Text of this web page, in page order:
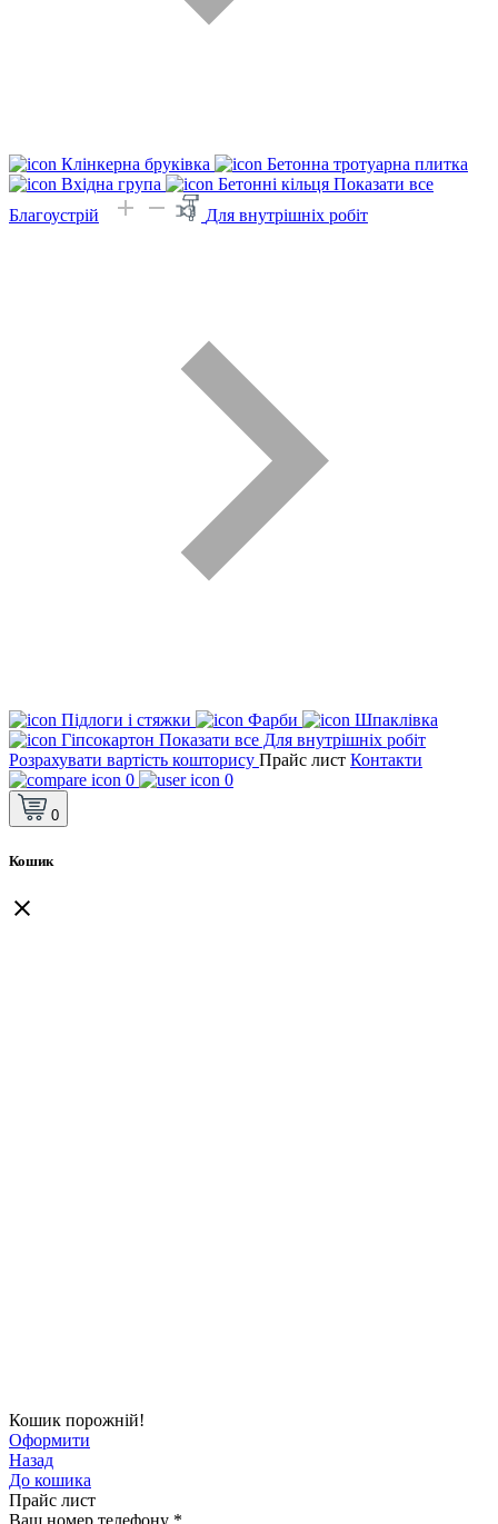
Клінкерна бруківка
Бетонна тротуарна плитка
Вхідна група
Бетонні кільця Показати все
Благоустрій
Для внутрішніх робіт
Підлоги і стяжки Фарби
Шпаклівка
Гіпсокартон Показати все Для внутрішніх робіт
Розрахувати вартість кошторису Прайс лист Контакти
0
0
0
Кошик
Кошик порожній!
Оформити
Назад
До кошика
Прайс лист
Ваш номер телефону *